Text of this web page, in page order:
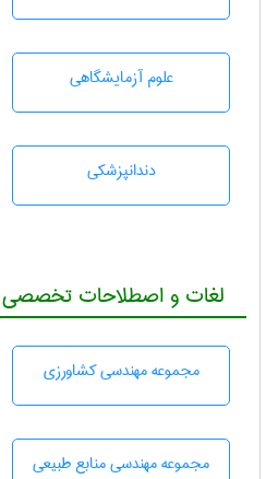
علوم آزمايشگاهی
دندانپزشكی
لغات و اصطلاحات تخصصی
مجموعه مهندسی كشاورزی
مجموعه مهندسی منابع طبيعی